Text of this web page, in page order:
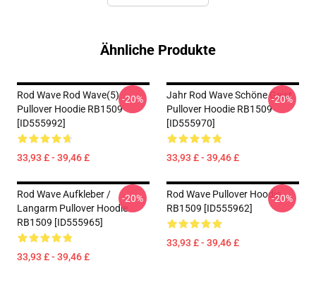
Ähnliche Produkte
Rod Wave Rod Wave(5)
Pullover Hoodie RB1509
[ID555992]
33,93 £ - 39,46 £
-20%
Jahr Rod Wave Schöne Geist
Pullover Hoodie RB1509
[ID555970]
33,93 £ - 39,46 £
-20%
Rod Wave Aufkleber /
Langarm Pullover Hoodie
RB1509 [ID555965]
33,93 £ - 39,46 £
-20%
Rod Wave Pullover Hoodie
RB1509 [ID555962]
33,93 £ - 39,46 £
-20%